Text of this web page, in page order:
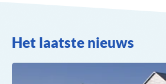
Het laatste nieuws